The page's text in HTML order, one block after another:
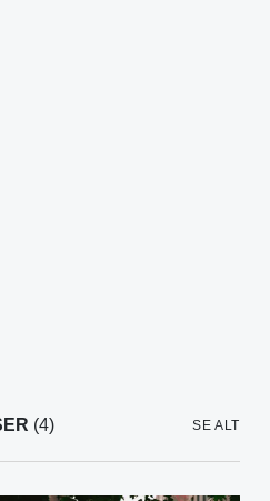
(4) SE ALT